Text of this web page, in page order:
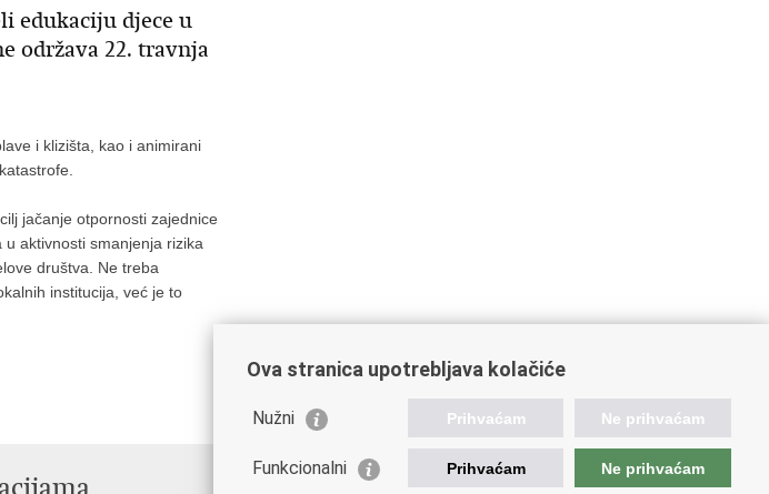
edukaciju djece u
održava 22. travnja
i klizišta, kao i animirani
jačanje otpornosti zajednice
aktivnosti smanjenja rizika
društva. Ne treba
institucija, već je to
Važne poveznice
Ova stranica upotrebljava kolačiće
Nužni Prihvaćam Ne prihvaćam
Funkcionalni Prihvaćam Ne prihvaćam